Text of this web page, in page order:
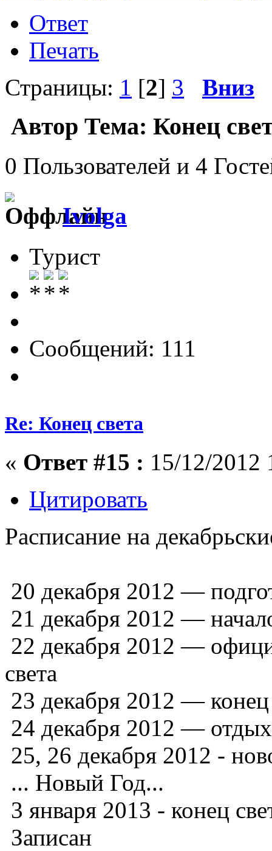
Ответ
Печать
Страницы: 1 [2] 3 Вниз
Автор Тема: Конец
0 Пользователей и 4
Ivolga
Турист
Сообщений: 111
Re: Конец света
« Ответ #15 : 15/12/2012
Цитировать
Расписание на
20 декабря 2012 —
21 декабря 2012 —
22 декабря 2012 —
света
23 декабря 2012 — конец
24 декабря 2012 — отдых
25, 26 декабря 2012 -
... Новый Год...
3 января 2013 - конец
Записан